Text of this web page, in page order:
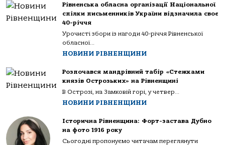
Рівненська обласна організації Національної
спілки письменників України відзначила своє
40-річчя
Урочисті збори із нагоди 40-річчя Рівненської
обласної...
НОВИНИ РІВНЕНЩИНИ
Розпочався мандрівний табір «Стежками
князів Острозьких» на Рівненщині
В Острозі, на Замковій горі, у четвер...
НОВИНИ РІВНЕНЩИНИ
Історична Рівненщина: Форт-застава Дубно
на фото 1916 року
Сьогодні пропонуємо читачам переглянути